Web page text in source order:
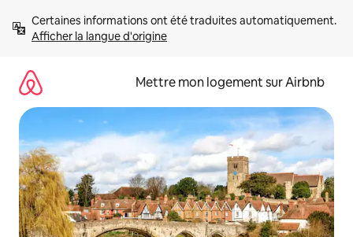
directement
Afficher la langue d'origine
Mettre mon logement sur Airbnb